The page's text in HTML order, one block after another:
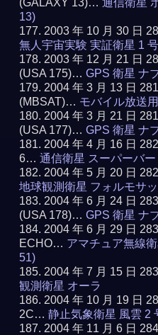
(GALAXY 13)…通信衛星
13)
2003 年 10 月 30 日
無人宇宙実験 実証衛星 1
2003 年 12 月 21 日
(USA 175)…GPS 衛星 ナ
2004 年 3 月 13 日
(MBSAT)… モバイル放送
2004 年 3 月 21 日
(USA 177)…GPS 衛星 ナ
2004 年 4 月 16 日
6…通信衛星 スーパーバー
2004 年 5 月 20 日
地球観測衛星 フォルモサ
2004 年 6 月 24 日
(USA 178)…GPS 衛星 ナ
2004 年 6 月 29 日
ECHO… アマチュア無線
51)
2004 年 7 月 15 日
観測衛星 オーラ
2004 年 10 月 19 日
2C…静止気象衛星 風雲 2
2004 年 11 月 6 日